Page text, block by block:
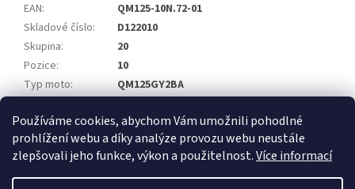
Používáme cookies, abychom Vám umožnili pohodlné
prohlížení webu a díky analýze provozu webu neustále
zlepšovali jeho funkce, výkon a použitelnost.Více informací
EAN:
QM125-10N.72-01
Skladové číslo:
D122010
Skupina:
20
Pozice:
10
Typ moto:
QM125GY2BA
Počet ks na moto: 1